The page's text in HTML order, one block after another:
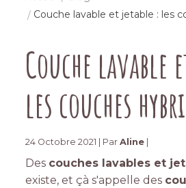
Couche lavable et jetable : les
Couche lavable
les couches
24 Octobre 2021 | ParAline
Des couches lavables et
existe, et çà s'appelle des